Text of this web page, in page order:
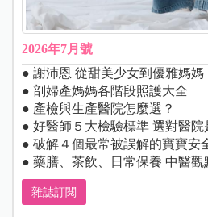
2026年7月號
● 謝沛恩 從甜美少女到優雅媽媽
● 剖婦產媽媽各階段照護大全
● 產檢與生產醫院怎麼選？
● 好醫師５大檢驗標準 選對醫院
● 破解４個最常被誤解的寶寶安
● 藥膳、茶飲、日常保養 中醫觀
雜誌訂閱